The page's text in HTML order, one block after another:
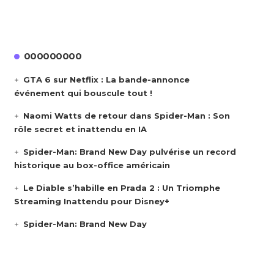
000000000
GTA 6 sur Netflix : La bande-annonce
événement qui bouscule tout !
Naomi Watts de retour dans Spider-Man : Son
rôle secret et inattendu en IA
Spider-Man: Brand New Day pulvérise un record
historique au box-office américain
Le Diable s’habille en Prada 2 : Un Triomphe
Streaming Inattendu pour Disney+
Spider-Man: Brand New Day